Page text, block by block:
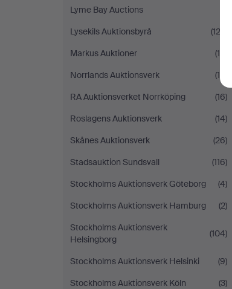
Lyme Bay Auctions
Lysekils Auktionsbyrå
(123)
Markus Auktioner
(16)
Norrlands Auktionsverk
(18)
RA Auktionsverket Norrköping
(16)
Roslagens Auktionsverk
(14)
Skånes Auktionsverk
(26)
Stadsauktion Sundsvall
(116)
Stockholms Auktionsverk Göteborg
(4)
Stockholms Auktionsverk Hamburg
(2)
Stockholms Auktionsverk
Helsingborg
(104)
Stockholms Auktionsverk Helsinki
(9)
Stockholms Auktionsverk Köln
(3)